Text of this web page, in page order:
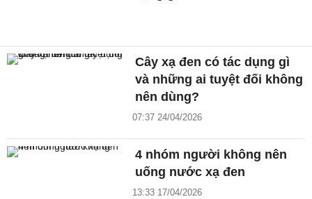
Cây xạ đen có tác dụng gì
và những ai tuyệt đối không
nên dùng?
07:37 24/04/2026
4 nhóm người không nên
uống nước xạ đen
13:33 17/04/2026